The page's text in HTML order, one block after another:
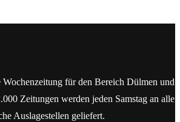
für den Bereich Dülmen und
Zeitungen werden jeden Samstag an alle
Auslagestellen geliefert.